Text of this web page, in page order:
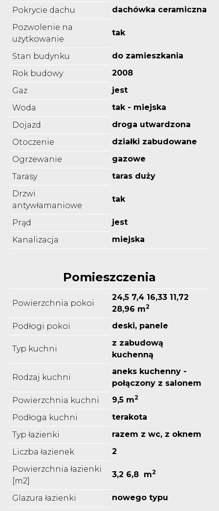
Pokrycie dachu
dachówka ceramiczna
Pozwolenie na
użytkowanie
tak
Stan budynku
do zamieszkania
Rok budowy
2008
Gaz
jest
Woda
tak - miejska
Dojazd
droga utwardzona
Otoczenie
działki zabudowane
Ogrzewanie
gazowe
Tarasy
taras duży
Drzwi
antywłamaniowe
tak
Prąd
jest
Kanalizacja
miejska
Pomieszczenia
Powierzchnia pokoi
24,5 7,4 16,33 11,72
28,96 m2
Podłogi pokoi deski, panele
Typ kuchni
z zabudową
kuchenną
Rodzaj kuchni
aneks kuchenny -
połączony z salonem
Powierzchnia kuchni
9,5 m2
Podłoga kuchni
terakota
Typ łazienki
razem z wc, z oknem
Liczba łazienek
2
Powierzchnia łazienki
[m2]
3,2 6,8 m2
Glazura łazienki
nowego typu